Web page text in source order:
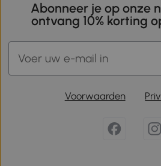
Abonneer je op onze
ontvang 10% korting
Voorwaarden